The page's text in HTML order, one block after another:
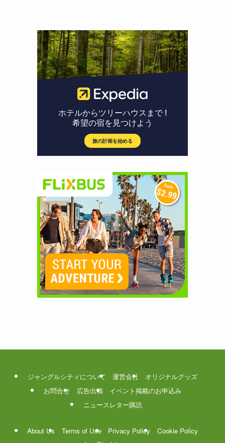
ジャングルシティについて 運営会社
オリジナルグッズ
お問合せ
広告出稿
イベント掲載のお申込み
ニュースレター購読
About Us Terms of Use Privacy Policy
Cookie Policy